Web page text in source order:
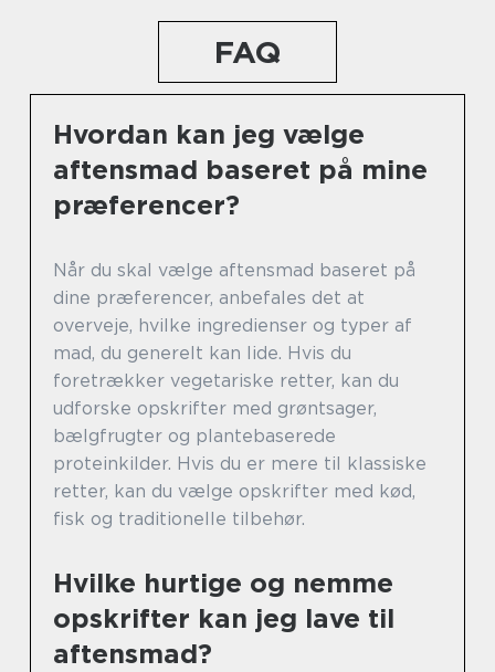
FAQ
Hvordan kan jeg vælge
aftensmad baseret på mine
præferencer?
Når du skal vælge aftensmad baseret på
dine præferencer, anbefales det at
overveje, hvilke ingredienser og typer af
mad, du generelt kan lide. Hvis du
foretrækker vegetariske retter, kan du
udforske opskrifter med grøntsager,
bælgfrugter og plantebaserede
proteinkilder. Hvis du er mere til klassiske
retter, kan du vælge opskrifter med kød,
fisk og traditionelle tilbehør.
Hvilke hurtige og nemme
opskrifter kan jeg lave til
aftensmad?